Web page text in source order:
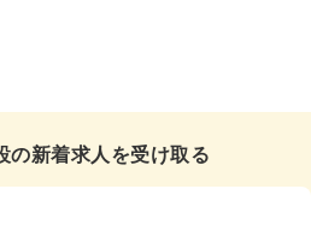
の新着求人を受け取る